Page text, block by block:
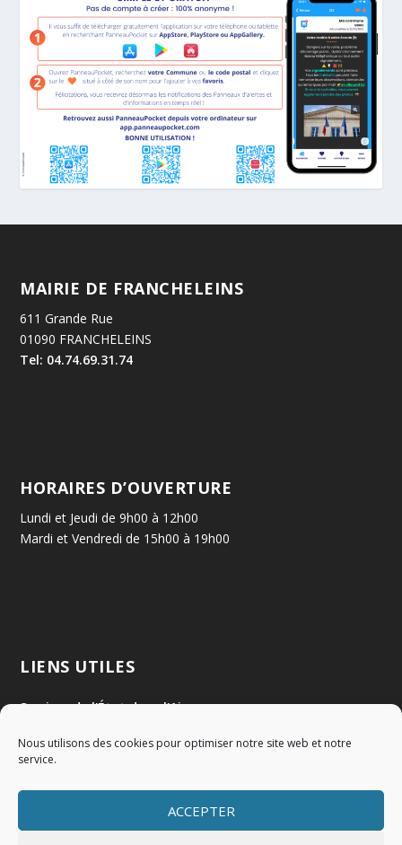
Nous utilisons des cookies pour optimiser notre site web et notre
service.
ACCEPTER
MAIRIE DE FRANCHELEINS
611 Grande Rue
01090 FRANCHELEINS
Tel: 04.74.69.31.74
HORAIRES D’OUVERTURE
Lundi et Jeudi de 9h00 à 12h00
Mardi et Vendredi de 15h00 à 19h00
LIENS UTILES
Services de l'État dans l'Ain
Communauté de Communes Val de Saône Centre
SMIDOM